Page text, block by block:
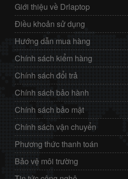
Giới thiệu về Drlaptop
Điều khoản sử dụng
Hướng dẫn mua hàng
Chính sách kiểm hàng
Chính sách đổi trả
Chính sách bảo hành
Chính sách bảo mật
Chính sách vận chuyển
Phương thức thanh toán
Bảo vệ môi trường